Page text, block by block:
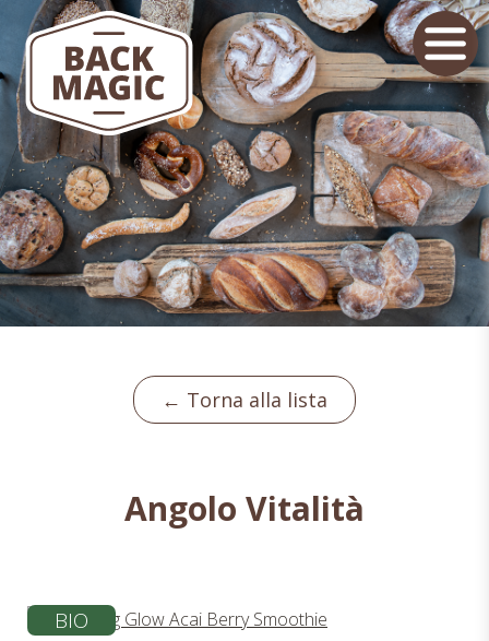
← Torna alla lista
Angolo Vitalità
BIO